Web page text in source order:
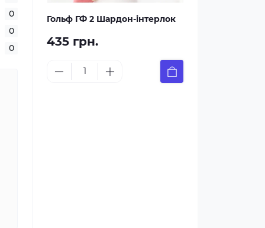
0
0
0
Гольф ГФ 2 Шардон-інтерлок
435 грн.